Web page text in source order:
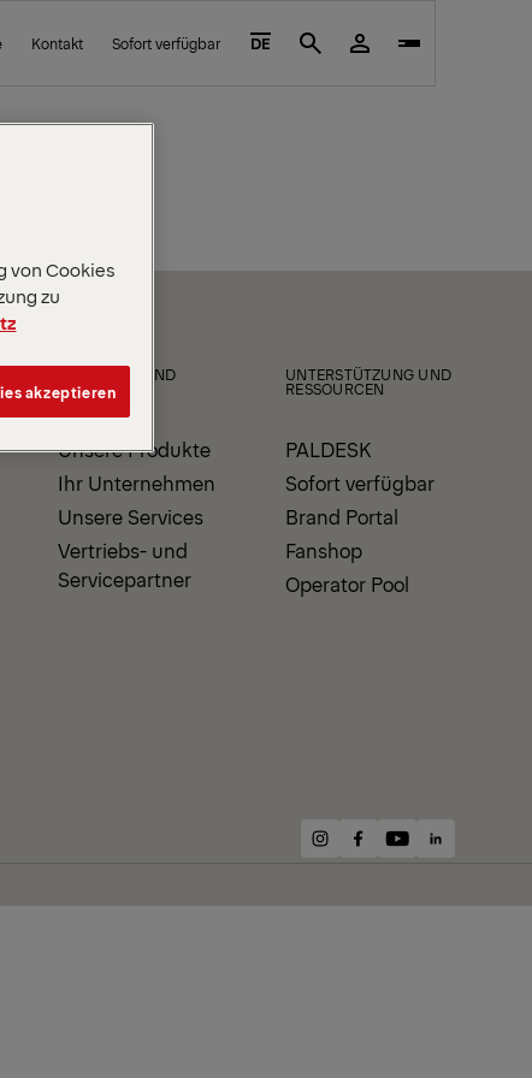
Kontakt Sofort verfügbar DE Search
PRODUKTE UND
SERVICE
Unsere Produkte
Ihr Unternehmen
Unsere Services
Vertriebs- und
Servicepartner
UNTERSTÜTZUNG UND
RESSOURCEN
PALDESK
Sofort verfügbar
Brand Portal
Fanshop
Operator Pool
instagram
facebook
youtubelinkedin
von Cookies
zu
akzeptieren